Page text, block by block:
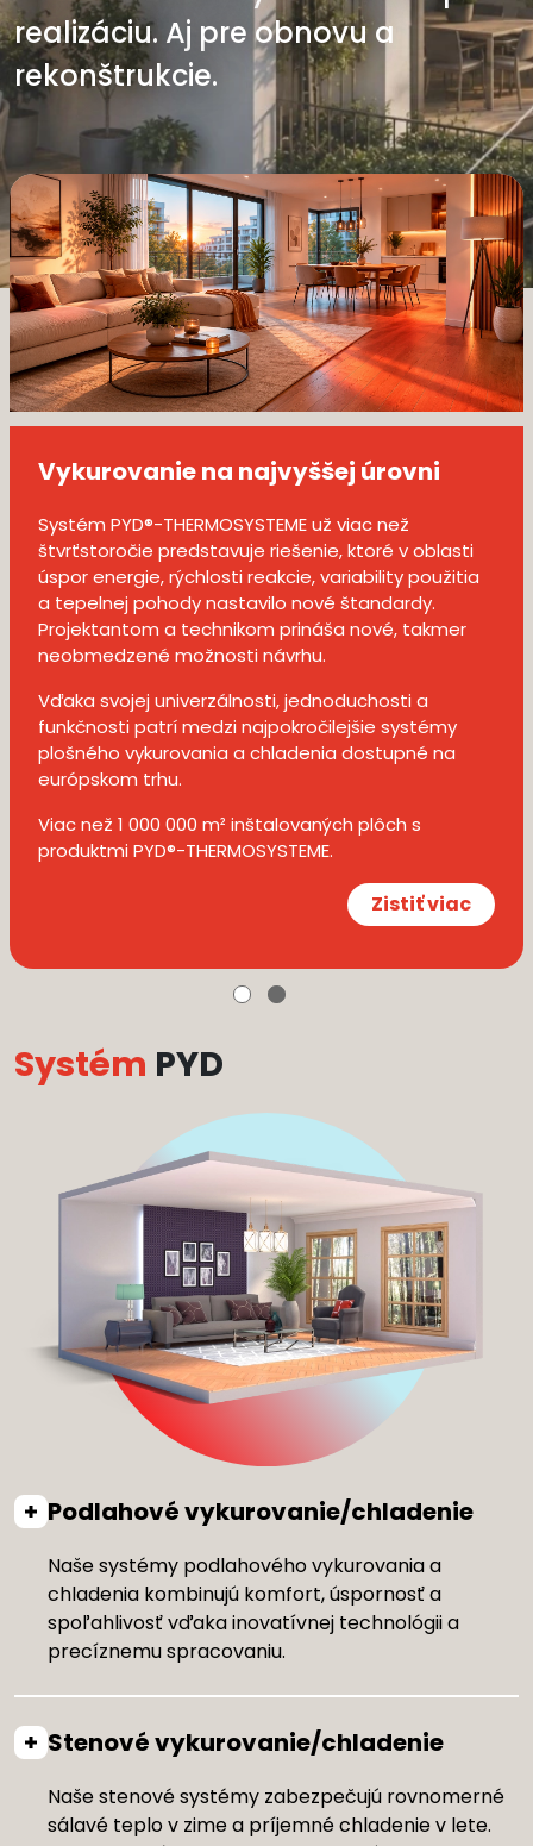
realizáciu. Aj pre obnovu a
rekonštrukcie.
Vykurovanie na najvyššej úrovni
Systém PYD®-THERMOSYSTEME už viac než
štvrťstoročie predstavuje riešenie, ktoré v oblasti
úspor energie, rýchlosti reakcie, variability použitia
a tepelnej pohody nastavilo nové štandardy.
Projektantom a technikom prináša nové, takmer
neobmedzené možnosti návrhu.
Vďaka svojej univerzálnosti, jednoduchosti a
funkčnosti patrí medzi najpokročilejšie systémy
plošného vykurovania a chladenia dostupné na
európskom trhu.
Viac než 1 000 000 m² inštalovaných plôch s
produktmi PYD®-THERMOSYSTEME.
Zistiť viac
Systém PYD
Podlahové vykurovanie/chladenie
Naše systémy podlahového vykurovania a
chladenia kombinujú komfort, úspornosť a
spoľahlivosť vďaka inovatívnej technológii a
precíznemu spracovaniu.
Stenové vykurovanie/chladenie
Naše stenové systémy zabezpečujú rovnomerné
sálavé teplo v zime a príjemné chladenie v lete.